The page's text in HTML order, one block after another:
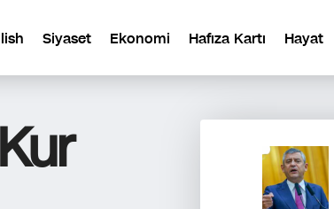
Siyaset Ekonomi Hafıza Kartı Hayat